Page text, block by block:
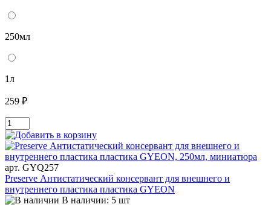
250мл
1л
259 ₽
арт. GYQ257
Preserve Антистатический консервант для внешнего и
внутреннего пластика пластика GYEON
В наличии: 5 шт